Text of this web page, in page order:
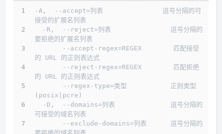
-A,  --accept=列表               逗号分隔的可
接受的扩展名列表
要拒绝的扩展名列表
的 URL 的正则表达式
的 URL 的正则表达式
(posix|pcre)
可接受的域名列表